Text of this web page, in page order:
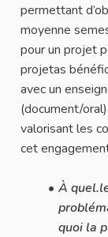
permettant
moyenne
pour un projet
projetas
avec un
(document/
valorisant les
cet
À
quoi la